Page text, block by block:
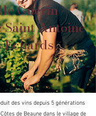
Guérin -
Saint Antoine
Echards
des vins depuis 5 générations
de Beaune dans le village de